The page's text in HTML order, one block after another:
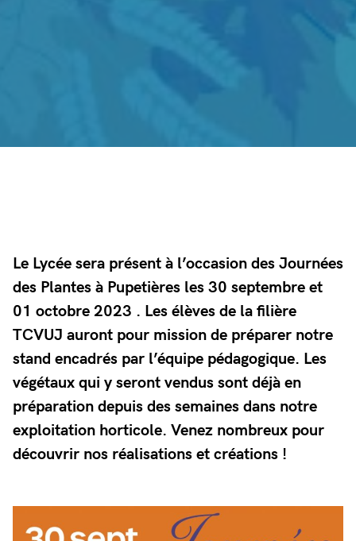
Le Lycée sera présent à l’occasion des Journées
des Plantes à Pupetières les 30 septembre et
01 octobre 2023 . Les élèves de la filière
TCVUJ auront pour mission de préparer notre
stand encadrés par l’équipe pédagogique. Les
végétaux qui y seront vendus sont déjà en
préparation depuis des semaines dans notre
exploitation horticole. Venez nombreux pour
découvrir nos réalisations et créations !